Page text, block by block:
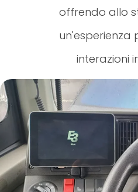
offrendo allo
un'esperienza
interazioni